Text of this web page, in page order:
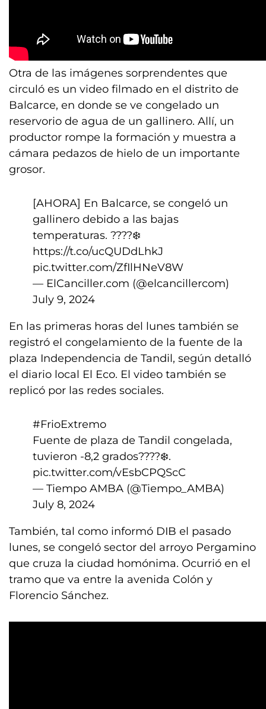
Otra de las imágenes sorprendentes que
circuló es un video filmado en el distrito de
Balcarce, en donde se ve congelado un
reservorio de agua de un gallinero. Allí, un
productor rompe la formación y muestra a
cámara pedazos de hielo de un importante
grosor.
[AHORA] En Balcarce, se congeló un
gallinero debido a las bajas
temperaturas. ????❄️
https://t.co/ucQUDdLhkJ
pic.twitter.com/ZfIlHNeV8W
— ElCanciller.com (@elcancillercom)
July 9, 2024
En las primeras horas del lunes también se
registró el congelamiento de la fuente de la
plaza Independencia de Tandil, según detalló
el diario local El Eco. El video también se
replicó por las redes sociales.
#FrioExtremo
Fuente de plaza de Tandil congelada,
tuvieron -8,2 grados????❄️.
pic.twitter.com/vEsbCPQScC
— Tiempo AMBA (@Tiempo_AMBA)
July 8, 2024
También, tal como informó DIB el pasado
lunes, se congeló sector del arroyo Pergamino
que cruza la ciudad homónima. Ocurrió en el
tramo que va entre la avenida Colón y
Florencio Sánchez.